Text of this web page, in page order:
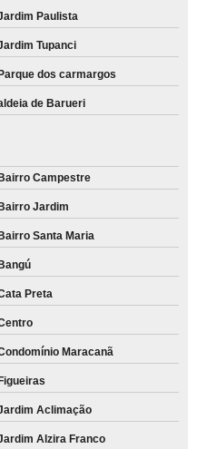
Paulista
Tupanci
dos carmargos
de Barueri
Campestre
Jardim
Santa Maria
Preta
Maracanã
Aclimação
Alzira Franco